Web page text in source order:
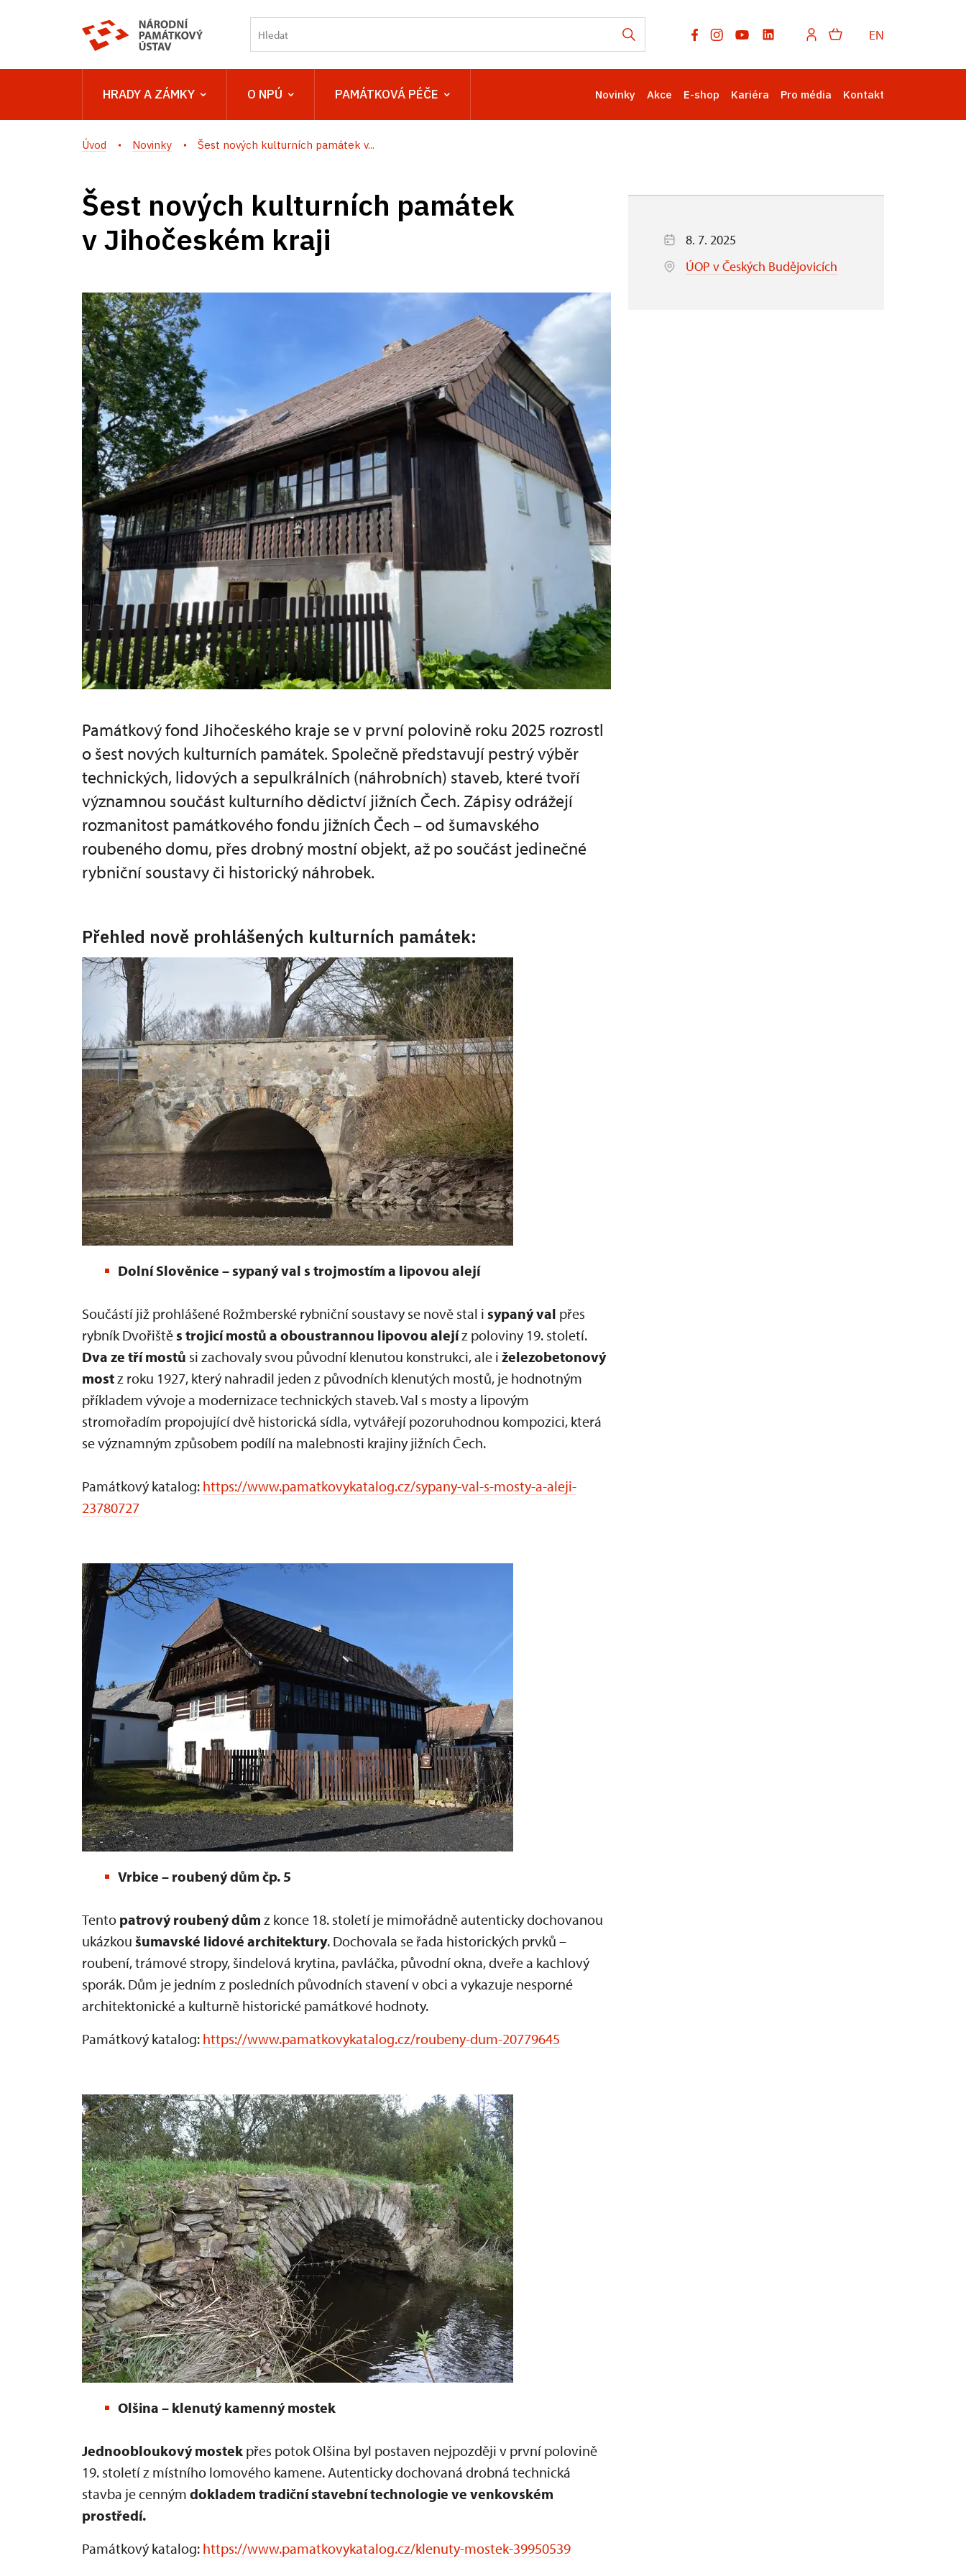
EN
HRADY A ZÁMKY O NPÚ PAMÁTKOVÁ PÉČE Novinky Akce E-shop Kariéra Pro média Kontakt
Úvod Novinky Šest nových kulturních památek v...
Šest nových kulturních památek
v Jihočeském kraji
Památkový fond Jihočeského kraje se v první polovině roku 2025 rozrostl
o šest nových kulturních památek. Společně představují pestrý výběr
technických, lidových a sepulkrálních (náhrobních) staveb, které tvoří
významnou součást kulturního dědictví jižních Čech. Zápisy odrážejí
rozmanitost památkového fondu jižních Čech – od šumavského
roubeného domu, přes drobný mostní objekt, až po součást jedinečné
rybniční soustavy či historický náhrobek.
Přehled nově prohlášených kulturních památek:
Dolní Slověnice – sypaný val s trojmostím a lipovou alejí
Součástí již prohlášené Rožmberské rybniční soustavy se nově stal i sypaný val přes
rybník Dvořištěs trojicí mostů a oboustrannou lipovou alejíz poloviny 19. století.
Dva ze tří mostů si zachovaly svou původní klenutou konstrukci, ale i železobetonový
mostz roku 1927, který nahradil jeden z původních klenutých mostů, je hodnotným
příkladem vývoje a modernizace technických staveb. Val s mosty a lipovým
stromořadím propojující dvě historická sídla, vytvářejí pozoruhodnou kompozici, která
se významným způsobem podílí na malebnosti krajiny jižních Čech.
Památkový katalog: https://www.pamatkovykatalog.cz/sypany-val-s-mosty-a-aleji-
23780727
Vrbice – roubený dům čp. 5
Tento patrový roubený dům z konce 18. století je mimořádně autenticky dochovanou
ukázkou šumavské lidové architektury. Dochovala se řada historických prvků –
roubení, trámové stropy, šindelová krytina, pavláčka, původní okna, dveře a kachlový
sporák. Dům je jedním z posledních původních stavení v obci a vykazuje nesporné
architektonické a kulturně historické památkové hodnoty.
Památkový katalog: https://www.pamatkovykatalog.cz/roubeny-dum-20779645
Olšina – klenutý kamenný mostek
Jednoobloukový mostek přes potok Olšina byl postaven nejpozději v první polovině
19. století z místního lomového kamene. Autenticky dochovaná drobná technická
stavba je cenným dokladem tradiční stavební technologie ve venkovském
prostředí.
Památkový katalog: https://www.pamatkovykatalog.cz/klenuty-mostek-39950539
8. 7. 2025
ÚOP v Českých Budějovicích